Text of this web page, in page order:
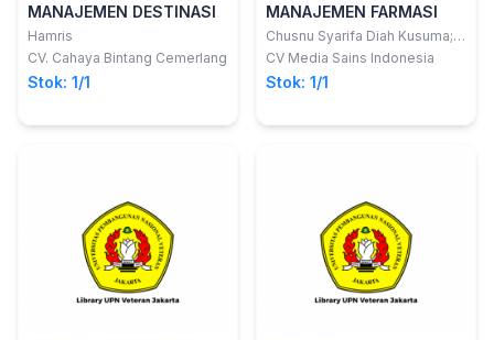
MANAJEMEN DESTINASI
Hamris
CV. Cahaya Bintang Cemerlang
Stok: 1/1
MANAJEMEN FARMASI
Chusnu Syarifa Diah Kusuma;
dkk
CV Media Sains Indonesia
Stok: 1/1